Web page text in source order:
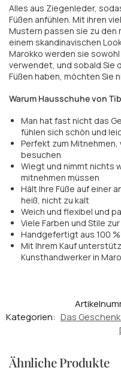
Alles aus Ziegenleder,
Füßen anfühlen. Mit ihren
Mustern passen sie zu den
einem skandinavischen
Marokko werden sie
verwendet, und sobald Sie
Füßen haben, möchten Sie
Warum Hausschuhe von
Man hat fast nicht das
fühlen sich schön und
Perfekt zum Mitnehmen,
besuchen
Wiegt und nimmt nichts
mitnehmen müssen
Hält Ihre Füße auf einer
heiß, nicht zu kalt
Weich und flexibel und
Viele Farben und Stile
Handgefertigt aus 100
Mit Ihrem Kauf
Kunsthandwerker in
Kategorien: Das
Ähnliche Produkte